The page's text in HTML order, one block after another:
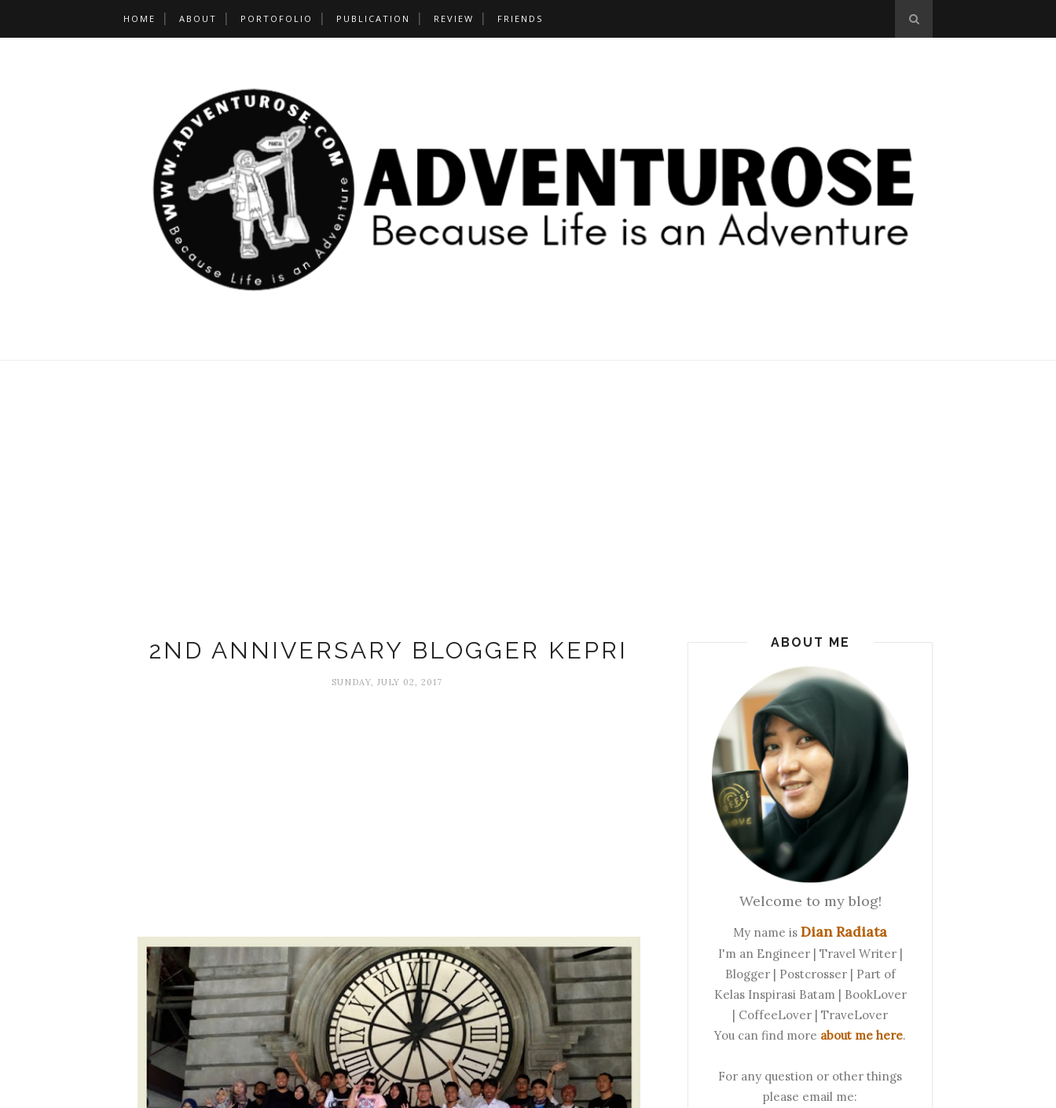
HOME ABOUT PORTOFOLIO PUBLICATION REVIEW FRIENDS
2ND ANNIVERSARY BLOGGER KEPRI
SUNDAY, JULY 02, 2017
ABOUT ME
Welcome to my blog!
My name is Dian Radiata
I'm an Engineer | Travel Writer |
Blogger | Postcrosser | Part of
Kelas Inspirasi Batam | BookLover
| CoffeeLover | TraveLover
You can find more about me here.
For any question or other things
please email me: